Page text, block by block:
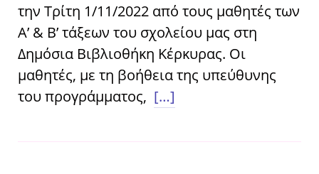
την Τρίτη 1/11/2022 από τους μαθητές των
Α’ & Β’ τάξεων του σχολείου μας στη
Δημόσια Βιβλιοθήκη Κέρκυρας. Οι
μαθητές, με τη βοήθεια της υπεύθυνης
του προγράμματος, […]